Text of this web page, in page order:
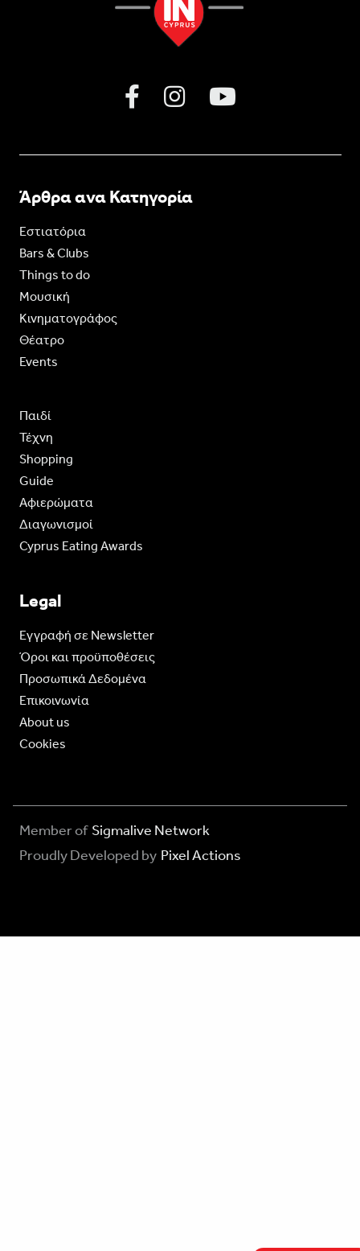
Άρθρα ανα Κατηγορία
Εστιατόρια
Bars & Clubs
Things to do
Moυσική
Κινηματογράφος
Θέατρο
Events
Παιδί
Τέχνη
Shopping
Guide
Aφιερώματα
Διαγωνισμοί
Cyprus Eating Awards
Legal
Eγγραφή σε Newsletter
Όροι και προϋποθέσεις
Προσωπικά Δεδομένα
Επικοινωνία
About us
Cookies
Member of Sigmalive Network
Proudly Developed by Pixel Actions